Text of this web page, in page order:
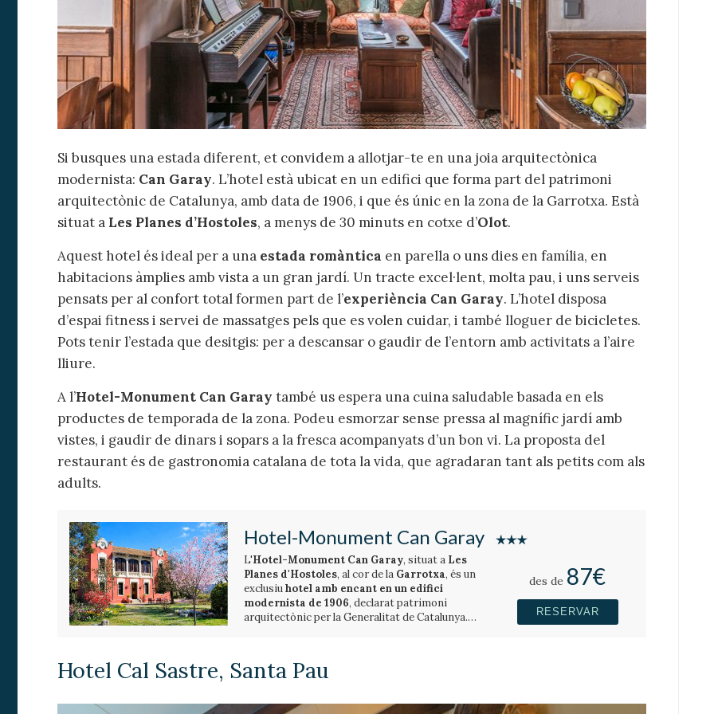
Si busques una estada diferent, et convidem a allotjar-te en una joia arquitectònica
modernista: Can Garay. L’hotel està ubicat en un edifici que forma part del patrimoni
arquitectònic de Catalunya, amb data de 1906, i que és únic en la zona de la Garrotxa. Està
situat a Les Planes d’Hostoles, a menys de 30 minuts en cotxe d’Olot.
Aquest hotel és ideal per a una estada romàntica en parella o uns dies en família, en
habitacions àmplies amb vista a un gran jardí. Un tracte excel·lent, molta pau, i uns serveis
pensats per al confort total formen part de l’experiència Can Garay. L’hotel disposa
d’espai fitness i servei de massatges pels que es volen cuidar, i també lloguer de bicicletes.
Pots tenir l’estada que desitgis: per a descansar o gaudir de l’entorn amb activitats a l’aire
lliure.
A l’Hotel-Monument Can Garay també us espera una cuina saludable basada en els
productes de temporada de la zona. Podeu esmorzar sense pressa al magnífic jardí amb
vistes, i gaudir de dinars i sopars a la fresca acompanyats d’un bon vi. La proposta del
restaurant és de gastronomia catalana de tota la vida, que agradaran tant als petits com als
adults.
Hotel-Monument Can Garay
L'Hotel-Monument Can Garay, situat a Les
Planes d'Hostoles, al cor de la Garrotxa, és un
exclusiuhotel amb encant en un edifici
modernista de 1906, declarat patrimoni
arquitectònic per la Generalitat de Catalunya.
història, natura i tranquil·litat s'uneixen en un
entorn privilegiat.
orientades cap a un espectacular jardí centenari de
més de 4.000 m². Els seus acollidors espais, el
atmosfera íntima i relaxada, ideal per aescapades
Ubicat a les portes delParc Natural de la Zona
des de 87€
RESERVAR
Hotel Cal Sastre, Santa Pau